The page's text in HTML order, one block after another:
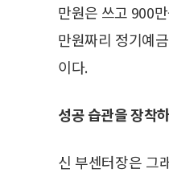
만원은 쓰고 900
만원짜리 정기예
이다.
성공 습관을 장착
신 부센터장은 그